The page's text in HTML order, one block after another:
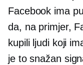
Facebook ima
da, na primjer,
kupili ljudi koji
je to snažan